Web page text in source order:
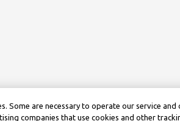
Some are necessary to operate our service and
companies that use cookies and other